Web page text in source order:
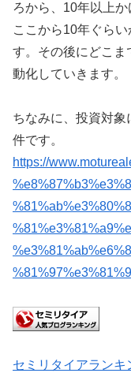
ろから、10年以上か
ここから10年ぐら
す。その後にどこま
動化していきます。
ちなみに、投資対
件です。
https://
セミリタイアランキ